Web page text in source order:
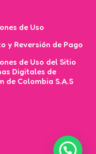
de Uso
y Reversión de Pago
de Uso del Sitio
Digitales de
de Colombia S.A.S